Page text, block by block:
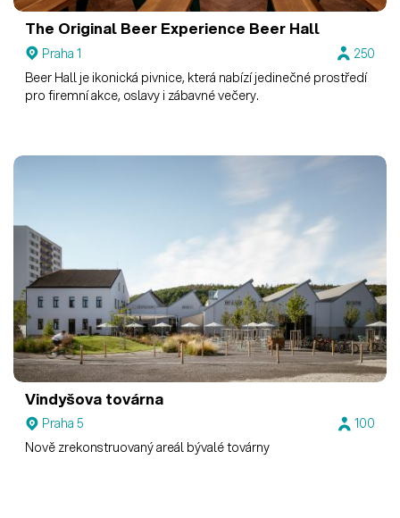
The Original Beer Experience Beer Hall
Praha 1
250
Beer Hall je ikonická pivnice, která nabízí jedinečné prostředí
pro firemní akce, oslavy i zábavné večery.
Vindyšova továrna
Praha 5
100
Nově zrekonstruovaný areál bývalé továrny